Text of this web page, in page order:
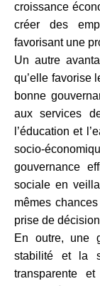
croissance
créer des
favorisant une
Un autre
qu’elle favorise
bonne
aux services
l’éducation et
socio-
gouvernance
sociale en
mêmes
prise de
En outre, une
stabilité et la
transparente